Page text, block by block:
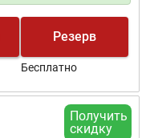
Резерв
Бесплатно
Получить
скидку